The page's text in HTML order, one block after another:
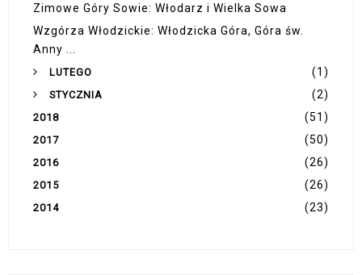
Zimowe Góry Sowie: Włodarz i Wielka Sowa
Wzgórza Włodzickie: Włodzicka Góra, Góra św.
Anny ...
LUTEGO (1)
STYCZNIA (2)
2018 (51)
2017 (50)
2016 (26)
2015 (26)
2014 (23)